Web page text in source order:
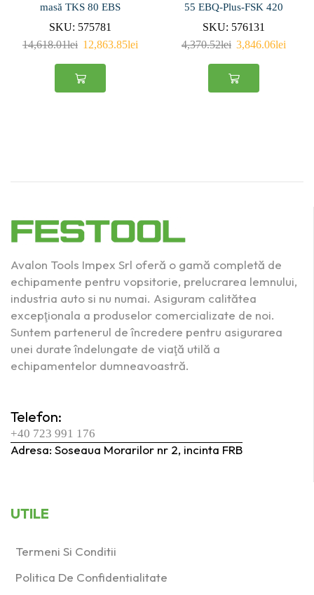
masă TKS 80 EBS
SKU: 575781
14,618.01lei 12,863.85lei
55 EBQ-Plus-FSK 420
SKU: 576131
4,370.52lei 3,846.06lei
Avalon Tools Impex Srl oferă o gamă completă de
echipamente pentru vopsitorie, prelucrarea lemnului,
industria auto si nu numai. Asiguram calitătea
excepţionala a produselor comercializate de noi.
Suntem partenerul de încredere pentru asigurarea
unei durate îndelungate de viaţă utilă a
echipamentelor dumneavoastră.
Telefon:
+40 723 991 176
Adresa: Soseaua Morarilor nr 2, incinta FRB
UTILE
Termeni Si Conditii
Politica De Confidentialitate